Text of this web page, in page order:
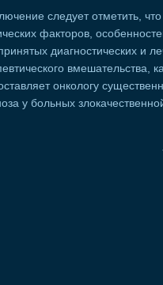
следует отметить,
факторов,
диагностических и
вмешательства,
онкологу
у больных